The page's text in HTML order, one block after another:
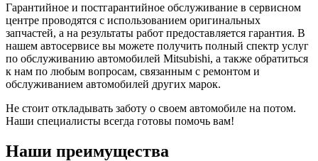
Гарантийное и постгарантийное обслуживание в сервисном
центре проводятся с использованием оригинальных
запчастей, а на результаты работ предоставляется гарантия. В
нашем автосервисе вы можете получить полный спектр услуг
по обслуживанию автомобилей Mitsubishi, а также обратиться
к нам по любым вопросам, связанным с ремонтом и
обслуживанием автомобилей других марок.
Не стоит откладывать заботу о своем автомобиле на потом.
Наши специалисты всегда готовы помочь вам!
Наши преимущества